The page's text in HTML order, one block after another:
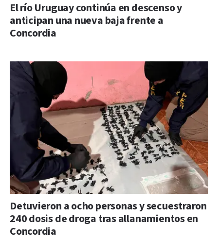
El río Uruguay continúa en descenso y
anticipan una nueva baja frente a
Concordia
Detuvieron a ocho personas y secuestraron
240 dosis de droga tras allanamientos en
Concordia